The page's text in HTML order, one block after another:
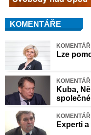
KOMENTÁŘE
Lze
Kuba,
Experti